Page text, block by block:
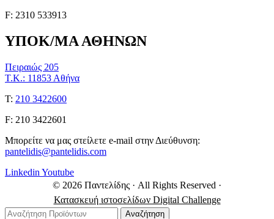
F: 2310 533913
ΥΠΟΚ/ΜΑ ΑΘΗΝΩΝ
Πειραιώς 205
Τ.Κ.: 11853 Αθήνα
Τ: 210 3422600
F: 210 3422601
Μπορείτε να μας στείλετε e-mail στην Διεύθυνση:
pantelidis@pantelidis.com
Linkedin Youtube
© 2026 Παντελίδης · All Rights Reserved ·
Κατασκευή ιστοσελίδων Digital Challenge
Αναζήτηση